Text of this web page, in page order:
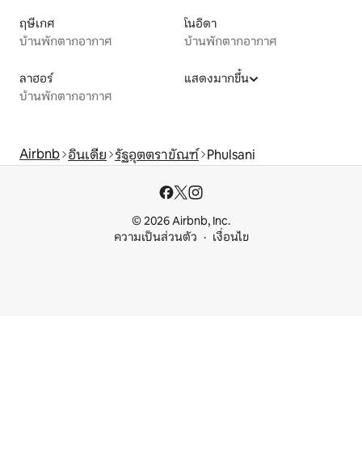
ฤษีเกศ
บ้านพักตากอากาศ
โนอิดา
บ้านพักตากอากาศ
ลาฮอร์
บ้านพักตากอากาศ
แสดงมากขึ้น
Airbnb อินเดีย รัฐอุตตราขัณฑ์ Phulsani
© 2026 Airbnb, Inc.
ความเป็นส่วนตัว
เงื่อนไข